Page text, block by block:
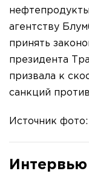
агентству
принять
президента
призвала к
санкций
Источник фото:
Интервью